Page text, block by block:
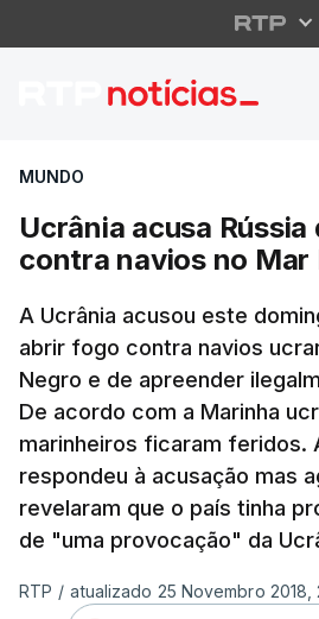
Ucrânia
MUNDO
Ucrânia acusa
contra navios no Mar
A Ucrânia acusou este
abrir fogo contra navios
Negro e de apreender
De acordo com a Marinha
marinheiros ficaram feridos.
respondeu à acusação mas
revelaram que o país tinha
de "uma provocação" da
RTP / atualizado 25 Novembro 2018,